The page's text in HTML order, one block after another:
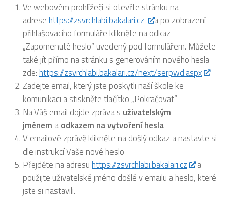
Ve webovém prohlížeči si otevřte stránku na
adrese https://zsvrchlabi.bakalari.cz
a po zobrazení
přihlašovacího formuláře klikněte na odkaz
„Zapomenuté heslo“ uvedený pod formulářem. Můžete
také jít přímo na stránku s generováním nového hesla
zde: https://zsvrchlabi.bakalari.cz/next/serpwd.aspx
Zadejte email, který jste poskytli naší škole ke
komunikaci a stiskněte tlačítko „Pokračovat“
Na Váš email dojde zpráva s uživatelským
jménem a odkazem na vytvoření hesla
V emailové zprávě klikněte na došlý odkaz a nastavte si
dle instrukcí Vaše nové heslo
Přejděte na adresu https://zsvrchlabi.bakalari.cz
a
použijte uživatelské jméno došlé v emailu a heslo, které
jste si nastavili.